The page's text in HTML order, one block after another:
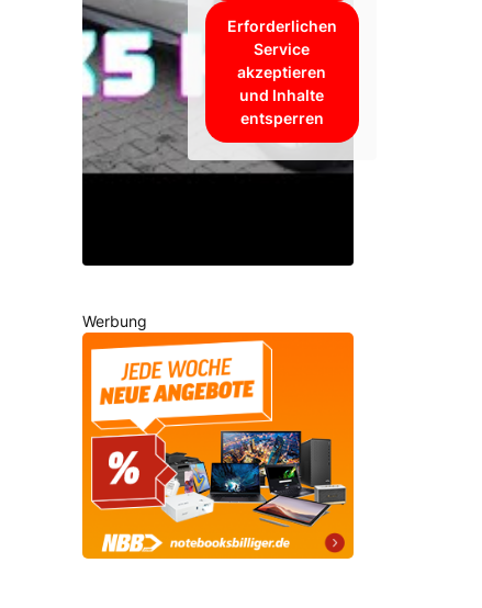
Erforderlichen
Service
akzeptieren
und Inhalte
entsperren
Werbung